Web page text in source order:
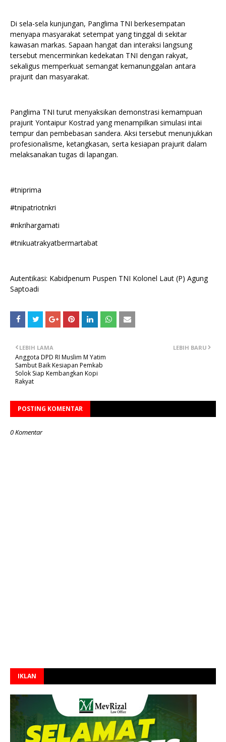
Di sela-sela kunjungan, Panglima TNI berkesempatan
menyapa masyarakat setempat yang tinggal di sekitar
kawasan markas. Sapaan hangat dan interaksi langsung
tersebut mencerminkan kedekatan TNI dengan rakyat,
sekaligus memperkuat semangat kemanunggalan antara
prajurit dan masyarakat.
Panglima TNI turut menyaksikan demonstrasi kemampuan
prajurit Yontaipur Kostrad yang menampilkan simulasi intai
tempur dan pembebasan sandera. Aksi tersebut menunjukkan
profesionalisme, ketangkasan, serta kesiapan prajurit dalam
melaksanakan tugas di lapangan.
#tniprima
#tnipatriotnkri
#nkrihargamati
#tnikuatrakyatbermartabat
Autentikasi: Kabidpenum Puspen TNI Kolonel Laut (P) Agung
Saptoadi
LEBIH BARU
LEBIH LAMA
Anggota DPD RI Muslim M Yatim
Sambut Baik Kesiapan Pemkab
Solok Siap Kembangkan Kopi
Rakyat
POSTING KOMENTAR
0 Komentar
IKLAN